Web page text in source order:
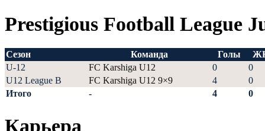
Prestigious Football League
Сезон Команда Голы
U-12
FC Karshiga U12 0
0
U12 League B
FC Karshiga U12 9×9 4
0
Итого
- 4 0
Карьера